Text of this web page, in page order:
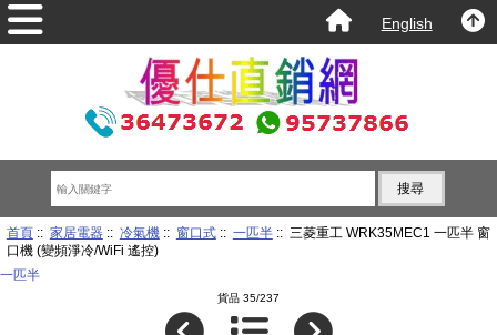
English
首頁:: 家居電器:: 冷氣機:: 窗口式:: 一匹半:: 三菱重工 WRK35MEC1 一匹半 窗
口機 (變頻淨冷/WiFi 遙控)
一匹半
貨品 35/237